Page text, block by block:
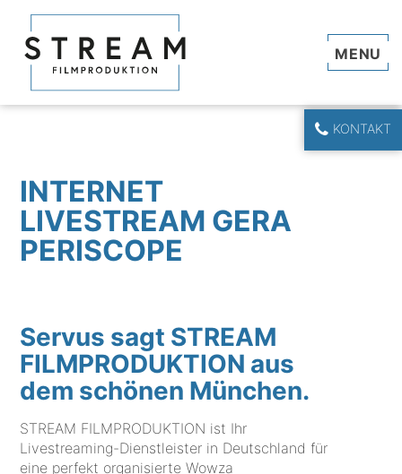
KONTAKT
INTERNET
LIVESTREAM GERA
PERISCOPE
Servus sagt STREAM
FILMPRODUKTION aus
dem schönen München.
STREAM FILMPRODUKTION ist Ihr
Livestreaming-Dienstleister in Deutschland für
eine perfekt organisierte Wowza